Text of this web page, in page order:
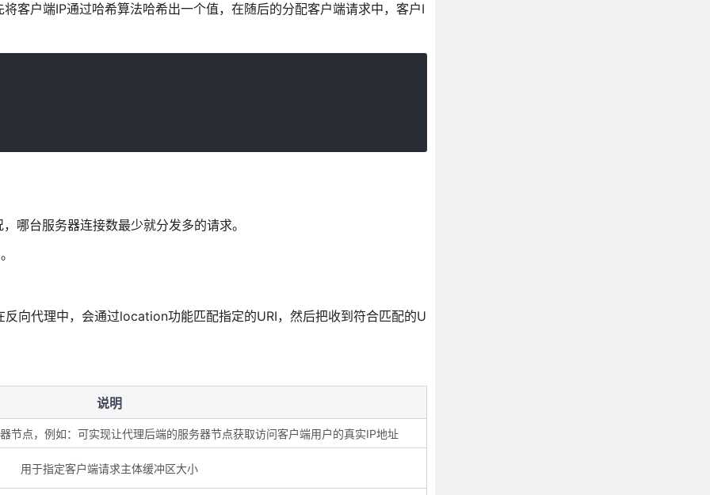
客户端IP通过哈希算法哈希出一个值，在随后的分配客户端请求中，客户I
哪台服务器连接数最少就分发多的请求。
向代理中，会通过location功能匹配指定的URI，然后把收到符合匹配的U
说明
节点，例如：可实现让代理后端的服务器节点获取访问客户端用户的真实IP地址
用于指定客户端请求主体缓冲区大小